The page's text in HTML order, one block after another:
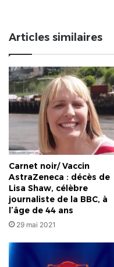
des
sièges
Articles similaires
Carnet noir/ Vaccin
AstraZeneca : décès de
Lisa Shaw, célèbre
journaliste de la BBC, à
l’âge de 44 ans
29 mai 2021